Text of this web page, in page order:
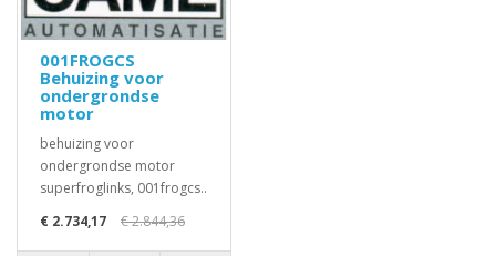
001FROGCS
Behuizing voor
ondergrondse
motor
behuizing voor
ondergrondse motor
superfroglinks, 001frogcs..
€ 2.734,17
€ 2.844,36